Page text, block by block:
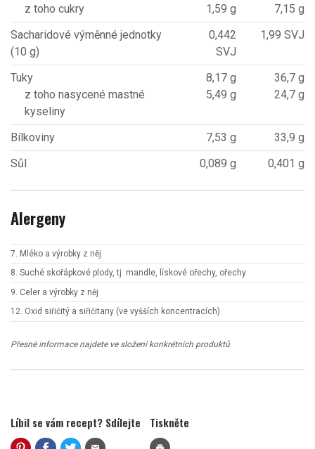
z toho cukry
1,59 g
7,15 g
Sacharidové výměnné jednotky
(10 g)
0,442
SVJ
1,99 SVJ
Tuky
z toho nasycené mastné
kyseliny
8,17 g
5,49 g
36,7 g
24,7 g
Bílkoviny 7,53 g
33,9 g
Sůl
0,089 g 0,401 g
Alergeny
7. Mléko a výrobky z něj
8. Suché skořápkové plody, tj. mandle, lískové ořechy, ořechy
9. Celer a výrobky z něj
12. Oxid siřičitý a siřičitany (ve vyšších koncentracích)
Přesné informace najdete ve složení konkrétních produktů
Líbil se vám recept? Sdílejte Tiskněte